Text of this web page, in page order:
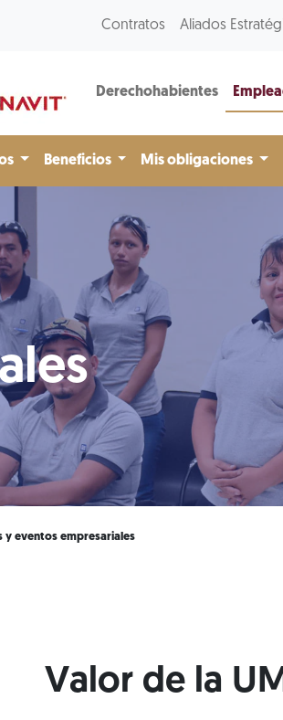
Contratos Aliados
Derechohabientes
Beneficios Mis obligaciones
y eventos empresariales
Valor de la